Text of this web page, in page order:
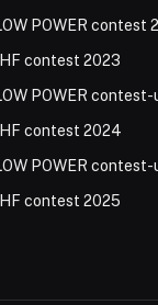
POWER contest
contest 2023
POWER contest-
contest 2024
POWER
contest 2025